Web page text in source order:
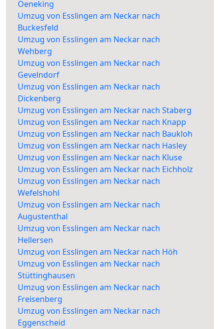
Oeneking
Umzug von Esslingen am Neckar nach
Buckesfeld
Umzug von Esslingen am Neckar nach
Wehberg
Umzug von Esslingen am Neckar nach
Gevelndorf
Umzug von Esslingen am Neckar nach
Dickenberg
Umzug von Esslingen am Neckar nach Staberg
Umzug von Esslingen am Neckar nach Knapp
Umzug von Esslingen am Neckar nach Baukloh
Umzug von Esslingen am Neckar nach Hasley
Umzug von Esslingen am Neckar nach Kluse
Umzug von Esslingen am Neckar nach Eichholz
Umzug von Esslingen am Neckar nach
Wefelshohl
Umzug von Esslingen am Neckar nach
Augustenthal
Umzug von Esslingen am Neckar nach
Hellersen
Umzug von Esslingen am Neckar nach Höh
Umzug von Esslingen am Neckar nach
Stüttinghausen
Umzug von Esslingen am Neckar nach
Freisenberg
Umzug von Esslingen am Neckar nach
Eggenscheid